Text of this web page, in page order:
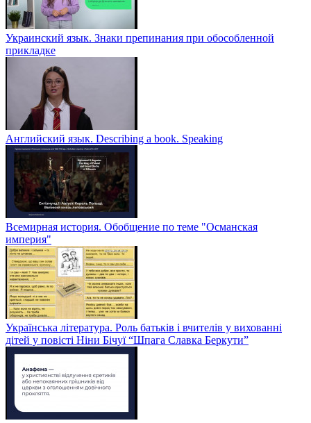
Украинский язык. Знаки препинания при обособленной
прикладке
Английский язык. Describing a book. Speaking
Всемирная история. Обобщение по теме "Османская
империя"
Українська література. Роль батьків і вчителів у вихованні
дітей у повісті Ніни Бічуї “Шпага Славка Беркути”